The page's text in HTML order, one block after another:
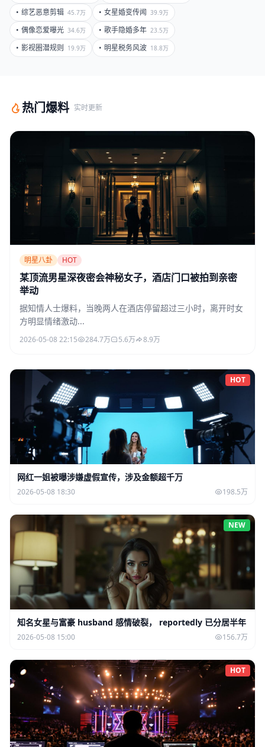
• 综艺恶意剪辑 45.7万 • 女星婚变传闻 39.9万
• 偶像恋爱曝光 34.6万 • 歌手隐婚多年 23.5万
• 影视圈潜规则 19.9万 • 明星税务风波 18.8万
热门爆料 实时更新
明星八卦 HOT
某顶流男星深夜密会神秘女子，酒店门口被拍到亲密
举动
据知情人士爆料，当晚两人在酒店停留超过三小时，离开时女
方明显情绪激动...
2026-05-08 22:15 284.7万 5.6万 8.9万
HOT
网红一姐被曝涉嫌虚假宣传，涉及金额超千万
2026-05-08 18:30 198.5万
NEW
知名女星与富豪 husband 感情破裂， reportedly 已分居半年
2026-05-08 15:00 156.7万
HOT